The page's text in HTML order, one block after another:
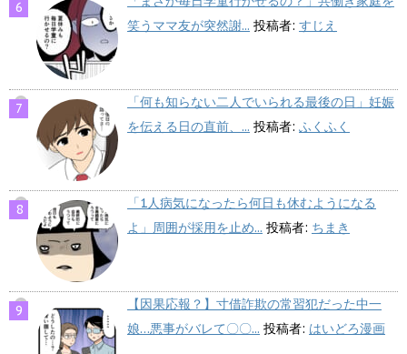
笑うママ友が突然謝... 投稿者: すじえ
「何も知らない二人でいられる最後の日」妊娠
を伝える日の直前、... 投稿者: ふくふく
「1人病気になったら何日も休むようになる
よ」周囲が採用を止め... 投稿者: ちまき
【因果応報？】寸借詐欺の常習犯だった中一
娘…悪事がバレて〇〇... 投稿者: はいどろ漫画